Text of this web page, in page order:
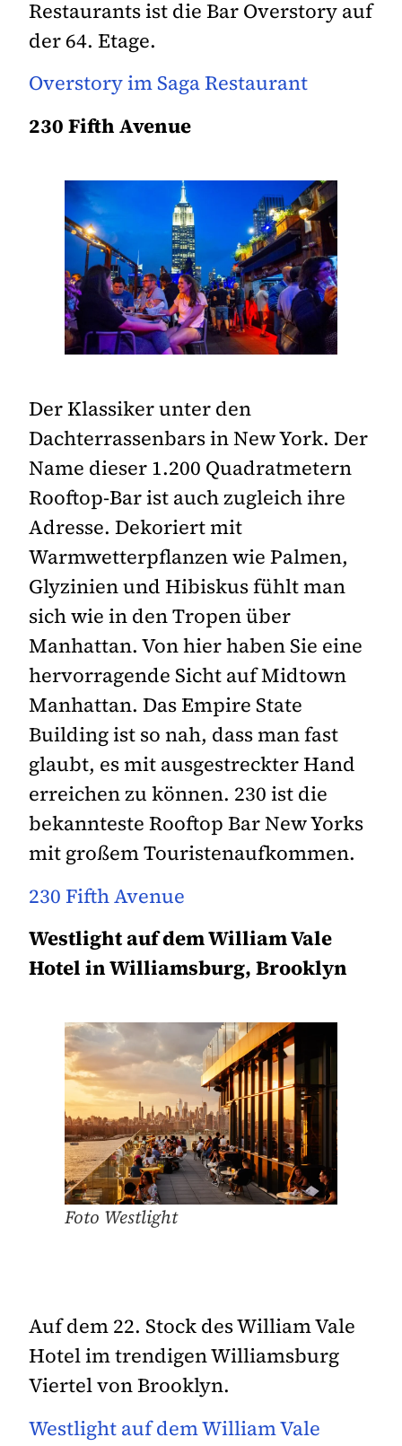
Restaurants ist die Bar Overstory auf
der 64. Etage.
Overstory im Saga Restaurant
230 Fifth Avenue
Der Klassiker unter den
Dachterrassenbars in New York. Der
Name dieser 1.200 Quadratmetern
Rooftop-Bar ist auch zugleich ihre
Adresse. Dekoriert mit
Warmwetterpflanzen wie Palmen,
Glyzinien und Hibiskus fühlt man
sich wie in den Tropen über
Manhattan. Von hier haben Sie eine
hervorragende Sicht auf Midtown
Manhattan. Das Empire State
Building ist so nah, dass man fast
glaubt, es mit ausgestreckter Hand
erreichen zu können. 230 ist die
bekannteste Rooftop Bar New Yorks
mit großem Touristenaufkommen.
230 Fifth Avenue
Westlight auf dem William Vale
Hotel in Williamsburg, Brooklyn
Foto Westlight
Auf dem 22. Stock des William Vale
Hotel im trendigen Williamsburg
Viertel von Brooklyn.
Westlight auf dem William Vale